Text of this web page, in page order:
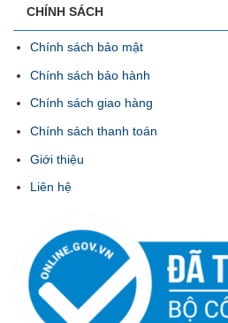
CHÍNH SÁCH
Chính sách bảo mật
Chính sách bảo hành
Chính sách giao hàng
Chính sách thanh toán
Giới thiệu
Liên hệ